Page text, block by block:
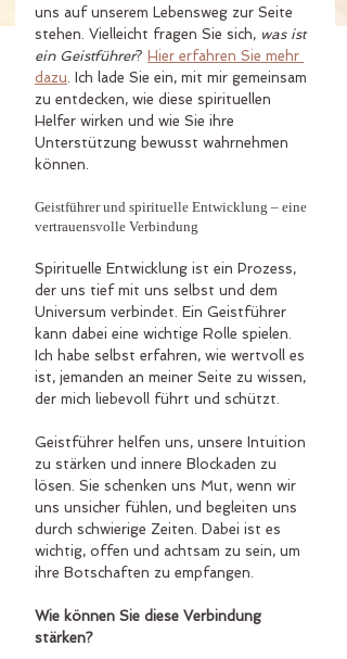
uns auf unserem Lebensweg zur Seite
stehen. Vielleicht fragen Sie sich, was ist
ein Geistführer? Hier erfahren Sie mehr
dazu . Ich lade Sie ein, mit mir gemeinsam
zu entdecken, wie diese spirituellen
Helfer wirken und wie Sie ihre
Unterstützung bewusst wahrnehmen
können.
Geistführer und spirituelle Entwicklung – eine
vertrauensvolle Verbindung
Spirituelle Entwicklung ist ein Prozess,
der uns tief mit uns selbst und dem
Universum verbindet. Ein Geistführer
kann dabei eine wichtige Rolle spielen.
Ich habe selbst erfahren, wie wertvoll es
ist, jemanden an meiner Seite zu wissen,
der mich liebevoll führt und schützt.
Geistführer helfen uns, unsere Intuition
zu stärken und innere Blockaden zu
lösen. Sie schenken uns Mut, wenn wir
uns unsicher fühlen, und begleiten uns
durch schwierige Zeiten. Dabei ist es
wichtig, offen und achtsam zu sein, um
ihre Botschaften zu empfangen.
Wie können Sie diese Verbindung
stärken?